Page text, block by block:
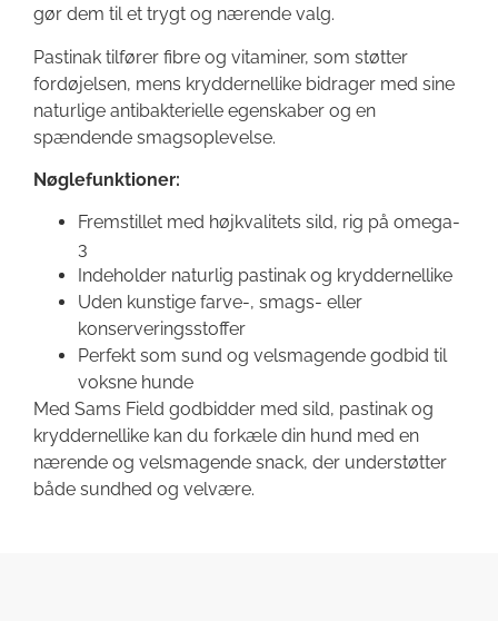
gør dem til et trygt og nærende valg.
Pastinak tilfører fibre og vitaminer, som støtter
fordøjelsen, mens kryddernellike bidrager med sine
naturlige antibakterielle egenskaber og en
spændende smagsoplevelse.
Nøglefunktioner:
Fremstillet med højkvalitets sild, rig på omega-
3
Indeholder naturlig pastinak og kryddernellike
Uden kunstige farve-, smags- eller
konserveringsstoffer
Perfekt som sund og velsmagende godbid til
voksne hunde
Med Sams Field godbidder med sild, pastinak og
kryddernellike kan du forkæle din hund med en
nærende og velsmagende snack, der understøtter
både sundhed og velvære.